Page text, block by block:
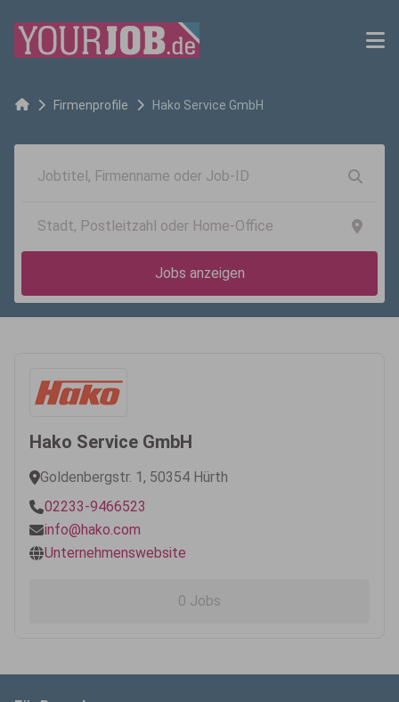
Firmenprofile Hako Service GmbH
Jobs anzeigen
Hako Service GmbH
Goldenbergstr. 1, 50354 Hürth
02233-9466523
info@hako.com
Unternehmenswebsite
0 Jobs